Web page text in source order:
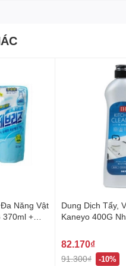
nhàng cho bé với thành
mềm mại, êm ái, tạo cảm
trường nhờ khả năng tự
và bảo quản
nhẹ nhàng cho bé sau mỗi
sau khi sử dụng để giữ
ráo và tránh ánh nắng
cấp hàng Nhật nhập
hào là người bạn đồng
Năng Vật
370ml +
Dung Dịch Tẩy,
Kaneyo 400G
82.170₫
91.300₫ -10%